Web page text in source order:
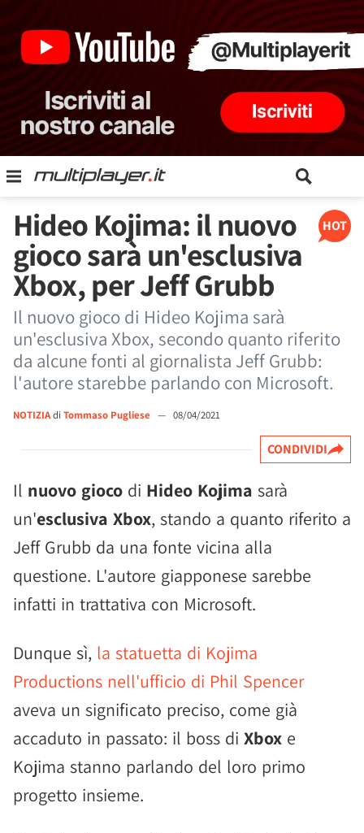
HOT
Hideo Kojima: il nuovo
gioco sarà un'esclusiva
Xbox, per Jeff Grubb
Il nuovo gioco di Hideo Kojima sarà
un'esclusiva Xbox, secondo quanto riferito
da alcune fonti al giornalista Jeff Grubb:
l'autore starebbe parlando con Microsoft.
NOTIZIAdi Tommaso Pugliese — 08/04/2021
CONDIVIDI
Il nuovo gioco di Hideo Kojima sarà
un'esclusiva Xbox, stando a quanto riferito a
Jeff Grubb da una fonte vicina alla
questione. L'autore giapponese sarebbe
infatti in trattativa con Microsoft.
Dunque sì, la statuetta di Kojima
Productions nell'ufficio di Phil Spencer
aveva un significato preciso, come già
accaduto in passato: il boss di Xbox e
Kojima stanno parlando del loro primo
progetto insieme.